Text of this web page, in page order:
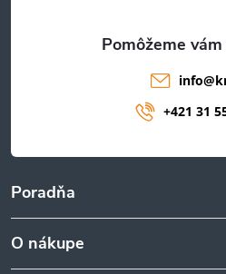
Poradňa
O nákupe
info@
+421 31